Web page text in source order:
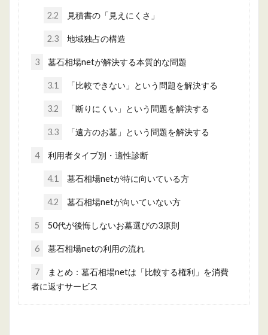
2.2 見積書の「見えにくさ」
2.3 地域独占の構造
3 墓石相場netが解決する本質的な問題
3.1 「比較できない」という問題を解決する
3.2 「断りにくい」という問題を解決する
3.3 「遠方のお墓」という問題を解決する
4 利用者タイプ別・適性診断
4.1 墓石相場netが特に向いている方
4.2 墓石相場netが向いていない方
5 50代が後悔しないお墓選びの3原則
6 墓石相場netの利用の流れ
7
まとめ：墓石相場netは「比較する権利」を消費
者に返すサービス